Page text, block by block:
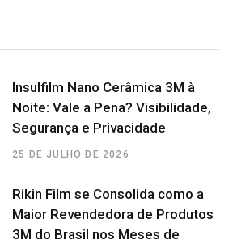
Insulfilm Nano Cerâmica 3M à
Noite: Vale a Pena? Visibilidade,
Segurança e Privacidade
25 DE JULHO DE 2026
Rikin Film se Consolida como a
Maior Revendedora de Produtos
3M do Brasil nos Meses de